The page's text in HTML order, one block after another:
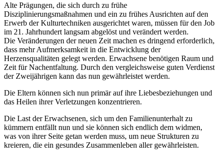
Alte Prägungen, die sich durch zu frühe
Disziplinierungsmaßnahmen und ein zu frühes Ausrichten auf den
Erwerb der Kulturtechniken ausgerichtet waren, müssen für den Job
im 21. Jahrhundert langsam abgelöst und verändert werden.
Die Veränderungen der neuen Zeit machen es dringend erforderlich,
dass mehr Aufmerksamkeit in die Entwicklung der
Herzensqualitäten gelegt werden. Erwachsene benötigen Raum und
Zeit für Nachentfaltung. Durch den vergleichsweise guten Verdienst
der Zweijährigen kann das nun gewährleistet werden.
Die Eltern können sich nun primär auf ihre Liebesbeziehungen und
das Heilen ihrer Verletzungen konzentrieren.
Die Last der Erwachsenen, sich um den Familienunterhalt zu
kümmern entfällt nun und sie können sich endlich dem widmen,
was von ihrer Seite getan werden muss, um neue Strukturen zu
kreieren, die ein gesundes Zusammenleben aller gewährleisten.